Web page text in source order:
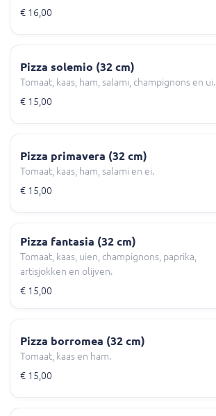
€ 16,00
Pizza solemio (32 cm)
Tomaat, kaas, ham, salami, champignons en ui.
€ 15,00
Pizza primavera (32 cm)
Tomaat, kaas, ham, salami en ei.
€ 15,00
Pizza fantasia (32 cm)
Tomaat, kaas, uien, champignons, paprika,
artisjokken en olijven.
€ 15,00
Pizza borromea (32 cm)
Tomaat, kaas en ham.
€ 15,00